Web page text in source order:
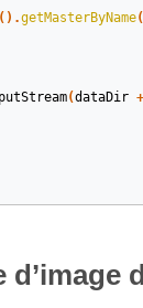
().getMasterByName(
(dataDir +